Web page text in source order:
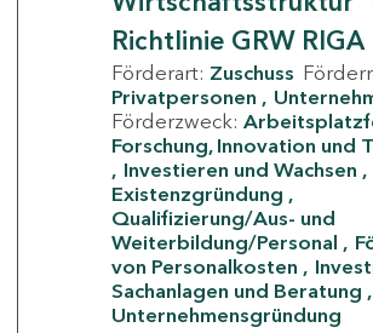
Richtlinie GRW RIGA
Förderart: Zuschuss
Privatpersonen
Förderzweck:
Forschung, Innovation und
Investieren und Wachsen
Existenzgründung
Qualifizierung/Aus- und
Weiterbildung/Personal
von Personalkosten
Sachanlagen und Beratung
Unternehmensgründung